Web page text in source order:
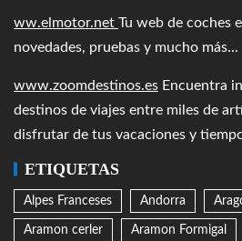
ww.elmotor.net Tu web de coches
novedades, pruebas y mucho más...
www.zoomdestinos.es Encuentra
destinos de viajes entre miles de
disfrutar de tus vacaciones y
ETIQUETAS
Alpes Franceses Andorra
Aramon cerler Aramon Formigal